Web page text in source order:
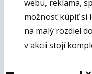
webu, reklama,
možnosť kúpiť si
na malý rozdiel
v akcii stojí